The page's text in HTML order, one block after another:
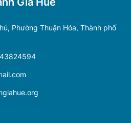
Phường Thuận Hóa, Thành phố